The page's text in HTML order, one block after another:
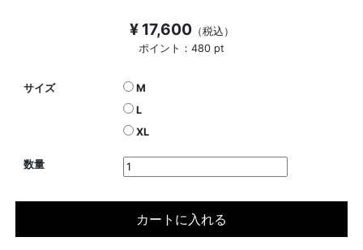
¥ 17,600（税込）
ポイント：480 pt
サイズ
M
L
XL
数量
カートに入れる